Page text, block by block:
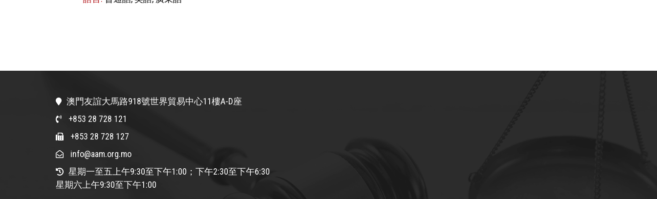
澳門友誼大馬路918號世界貿易中心11樓A-D座
+853 28 728 121
+853 28 728 127
info@aam.org.mo
星期一至五上午9:30至下午1:00；下午2:30至下午6:30
星期六上午9:30至下午1:00